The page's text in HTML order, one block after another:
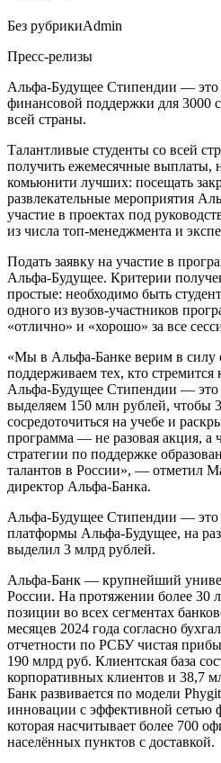
Без рубрикиAdmin
Пресс-релизы
Альфа-Будущее Стипендии — это
финансовой поддержки для 3000
всей страны.
Талантливые студенты со всей
получить ежемесячные выплаты,
комьюнити лучших: посещать
развлекательные мероприятия
участие в проектах под
из числа топ-менеджмента и
Подать заявку на участие в
Альфа-Будущее. Критерии
простые: необходимо быть
одного из вузов-участников
«отлично» и «хорошо» за все
«Мы в Альфа-Банке верим в силу
поддерживаем тех, кто
Альфа-Будущее Стипендии —
выделяем 150 млн рублей, чтобы
сосредоточиться на учебе и
программа — не разовая акция, а
стратегии по поддержке
талантов в России», — отметил
директор Альфа-Банка.
Альфа-Будущее Стипендии — это
платформы Альфа-Будущее, на
выделил 3 млрд рублей.
Альфа-Банк — крупнейший
России. На протяжении более 30
позиции во всех сегментах
месяцев 2024 года согласно
отчетности по РСБУ чистая
190 млрд руб. Клиентская база
корпоративных клиентов и 38,7
Банк развивается по модели
инновации с эффективной сетью
которая насчитывает более 700
населённых пунктов с доставкой.